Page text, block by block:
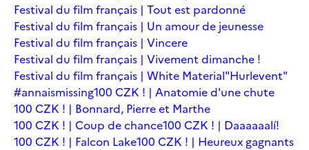
Festival du film français | Tout est pardonné
Festival du film français | Un amour de jeunesse
Festival du film français | Vincere
Festival du film français | Vivement dimanche !
Festival du film français | White Material"Hurlevent"
#annaismissing100 CZK ! | Anatomie d'une chute
100 CZK ! | Bonnard, Pierre et Marthe
100 CZK ! | Coup de chance100 CZK ! | Daaaaaalí!
100 CZK ! | Falcon Lake100 CZK ! | Heureux gagnants